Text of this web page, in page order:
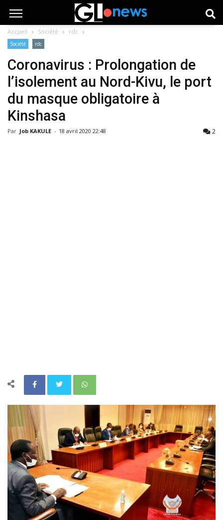
Accueil Société rdc
Société rdc
Coronavirus : Prolongation de
l’isolement au Nord-Kivu, le port
du masque obligatoire à
Kinshasa
Par Job KAKULE - 18 avril 2020 22:48 2